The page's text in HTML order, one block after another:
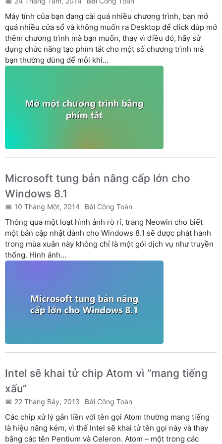
Máy tính của bạn đang cài quá nhiều chương trình, bạn mở
quá nhiều cửa sổ và không muốn ra Desktop để click đúp mở
thêm chương trình mà bạn muốn, thay vì điều đó, hãy sử
dụng chức năng tạo phím tắt cho một số chương trình mà
bạn thường dùng để mỗi khi...
Microsoft tung bản nâng cấp lớn cho
Windows 8.1
10 Tháng Một, 2014 Công Toàn
Thông qua một loạt hình ảnh rò rỉ, trang Neowin cho biết
một bản cập nhật dành cho Windows 8.1 sẽ được phát hành
trong mùa xuân này không chỉ là một gói dịch vụ như truyền
thống. Hình ảnh...
Intel sẽ khai tử chip Atom vì “mang tiếng
xấu”
22 Tháng Bảy, 2013 Công Toàn
Các chip xử lý gắn liền với tên gọi Atom thường mang tiếng
là hiệu năng kém, vì thế Intel sẽ khai tử tên gọi này và thay
bằng các tên Pentium và Celeron. Atom – một trong các